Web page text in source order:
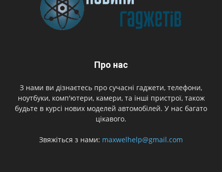
Про нас
З нами ви дізнаєтесь про сучасні гаджети, телефони,
ноутбуки, комп'ютери, камери, та інші пристрої, також
будьте в курсі нових моделей автомобілей. У нас багато
цікавого.
Звяжіться з нами: maxwelhelp@gmail.com